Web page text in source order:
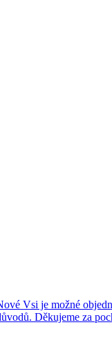
Vsi je možné
Děkujeme za